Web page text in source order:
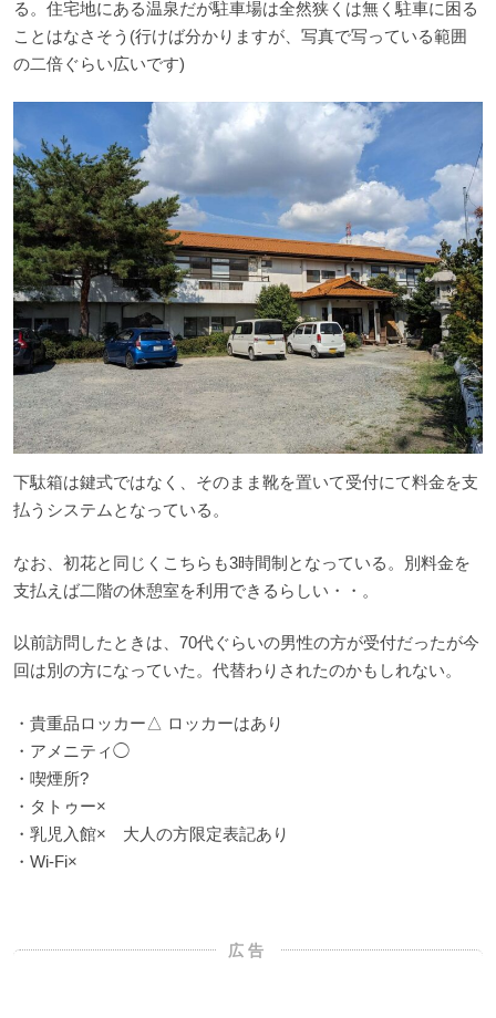
る。住宅地にある温泉だが駐車場は全然狭くは無く駐車に困る
ことはなさそう(行けば分かりますが、写真で写っている範囲
の二倍ぐらい広いです)
下駄箱は鍵式ではなく、そのまま靴を置いて受付にて料金を支
払うシステムとなっている。
なお、初花と同じくこちらも3時間制となっている。別料金を
支払えば二階の休憩室を利用できるらしい・・。
以前訪問したときは、70代ぐらいの男性の方が受付だったが今
回は別の方になっていた。代替わりされたのかもしれない。
・貴重品ロッカー△ ロッカーはあり
・アメニティ◯
・喫煙所?
・タトゥー×
・乳児入館× 大人の方限定表記あり
・Wi-Fi×